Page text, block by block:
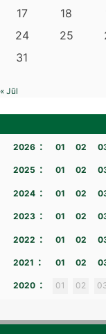
17
18
24
25
31
« Jūl
2026 : 01 02
2025 : 01 02
2024 : 01 02
2023 : 01 02
2022 : 01 02
2021 : 01 02
2020 : 01 02